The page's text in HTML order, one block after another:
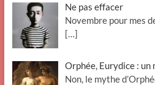
Ne pas effacer
Novembre pour mes
[…]
Orphée, Eurydice : un
Non, le mythe